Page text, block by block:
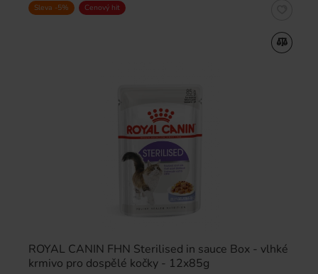
ROYAL CANIN FHN Sterilised in sauce Box - vlhké
krmivo pro dospělé kočky - 12x85g
Sleva -5% Cenový hit